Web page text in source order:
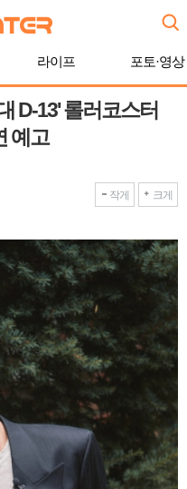
라이프 포토·영상
D-13' 롤러코스터
예고
작게 크게